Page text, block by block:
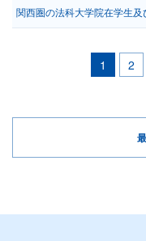
関西圏の法科大学院在学生
1 2